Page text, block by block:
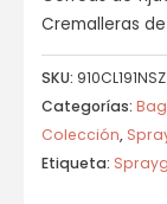
Cremalleras
SKU: 910CL191NSZ
Categorías:
Colección,
Etiqueta: